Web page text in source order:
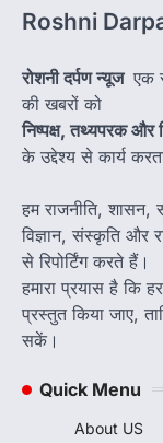
Roshni
रोशनी दर्पण न्यूज एक
की खबरों को
निष्पक्ष, तथ्यपरक और
के उद्देश्य से कार्य
हम राजनीति, शासन,
विज्ञान, संस्कृति और
से रिपोर्टिंग करते हैं।
हमारा प्रयास है कि
प्रस्तुत किया जाए,
सकें।
Quick Menu
About US